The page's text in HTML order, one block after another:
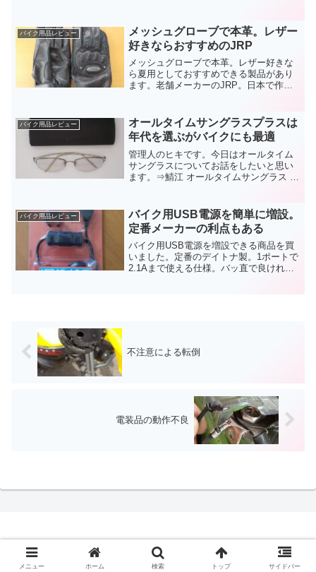
場面が出てきます。安いですからブレー
キロックを試してみませんか？
バイク用品レビュー
メッシュグローブで本革。レザー
好きならおすすめのJRP
メッシュグローブで本革。レザー好きな
ら夏用としておすすめできる製品があり
ます。老舗メーカーのJRP。日本で作ら
すれば長く使えます。メッシュグローブ
も本革なら安全性もありますよ。
バイク用品レビュー
オールタイムサングラスプラスは
年代を選ぶがバイクにも最適
管理人のヒキです。今日はオールタイム
サングラスについてお話をしたいと思い
ます。⇒鯖江 オールタイムサングラス チ
がレンズになっているのはごく一部。下
の内側あたり...
バイク用品レビュー
バイク用USB電源を簡単に増設。
定番メーカーの利点もある
バイク用USB電源を増設できる商品を買
いました。定番のデイトナ製。1ポートで
2.1Aまで使える仕様。バッ直で良ければ
不注意による転倒
電装品の動作不良
© 2017 遊風輪 バイクツーリングを楽しい遊びの時間にしよう.
メニュー ホーム 検索 トップ サイドバー